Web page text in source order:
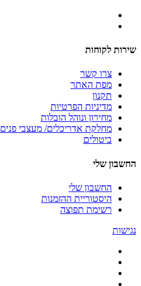
שירות לקוחות
צרו קשר
מפת האתר
תקנון
מדיניות הפרטיות
מחירון ונוהל הובלות
מחלקת אדריכלים/ מעצבי פנים
ביטולים
החשבון שלי
החשבון שלי
היסטוריית ההזמנות
רשימת תפוצה
נגישות